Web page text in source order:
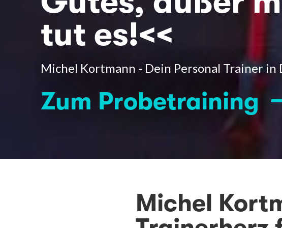
tut es!<<
Michel Kortmann - Dein Personal Trainer in
Zum Probetraining
Michel